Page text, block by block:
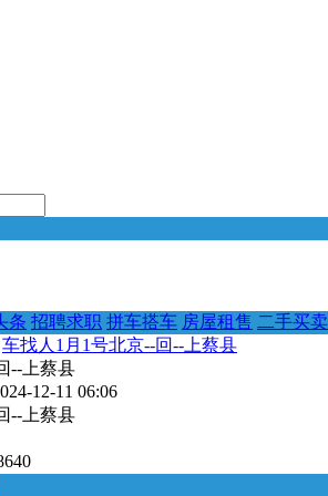
条 招聘求职 拼车搭车 房屋租售 二手买卖
车找人1月1号北京--回--上蔡县
--上蔡县
12-11 06:06
--上蔡县